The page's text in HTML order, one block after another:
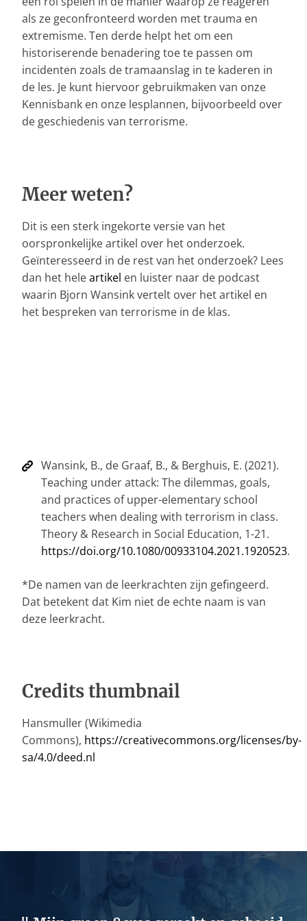
als ze geconfronteerd worden met trauma en
extremisme. Ten derde helpt het om een
historiserende benadering toe te passen om
incidenten zoals de tramaanslag in te kaderen in
de les. Je kunt hiervoor gebruikmaken van onze
Kennisbank en onze lesplannen, bijvoorbeeld over
de geschiedenis van terrorisme.
Meer weten?
Dit is een sterk ingekorte versie van het
oorspronkelijke artikel over het onderzoek.
Geïnteresseerd in de rest van het onderzoek? Lees
dan het heleartikel en luister naar de podcast
waarin Bjorn Wansink vertelt over het artikel en
het bespreken van terrorisme in de klas.
Wansink, B., de Graaf, B., & Berghuis, E. (2021).
Teaching under attack: The dilemmas, goals,
and practices of upper-elementary school
teachers when dealing with terrorism in class.
Theory & Research in Social Education, 1-21.
https://doi.org/10.1080/00933104.2021.1920523.
*De namen van de leerkrachten zijn gefingeerd.
Dat betekent dat Kim niet de echte naam is van
deze leerkracht.
Credits thumbnail
Hansmuller (Wikimedia
Commons), https://creativecommons.org/licenses/by-
sa/4.0/deed.nl